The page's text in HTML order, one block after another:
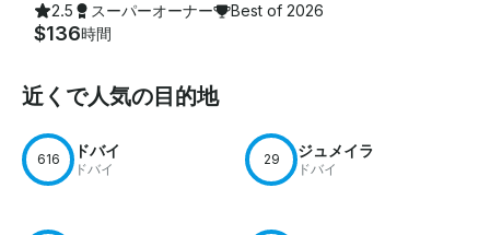
2.5 スーパーオーナー Best of 2026
$136時間
近くで人気の目的地
616 ドバイ
ドバイ
29 ジュメイラ
ドバイ